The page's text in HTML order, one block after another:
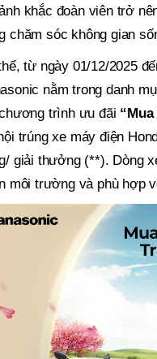
khắc đoàn viên trở
chăm sóc không gian
từ ngày 01/12/2025
nằm trong danh
trình ưu đãi
trúng xe máy điện
giải thưởng (**). Dòng
môi trường và phù hợp